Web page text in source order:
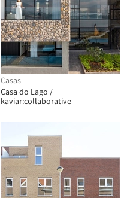
Casas
Casa do Lago /
kaviar:collaborative